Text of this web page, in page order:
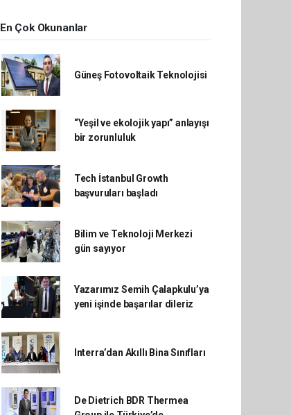
En Çok Okunanlar
Güneş Fotovoltaik Teknolojisi
“Yeşil ve ekolojik yapı” anlayışı
bir zorunluluk
Tech İstanbul Growth
başvuruları başladı
Bilim ve Teknoloji Merkezi
gün sayıyor
Yazarımız Semih Çalapkulu’ya
yeni işinde başarılar dileriz
Interra’dan Akıllı Bina Sınıfları
De Dietrich BDR Thermea